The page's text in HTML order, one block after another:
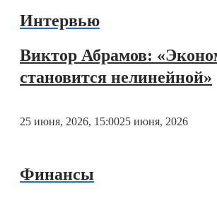
Интервью
Виктор Абрамов:
становится нелинейной»
25 июня, 2026, 15:0025 июня, 2026
Финансы